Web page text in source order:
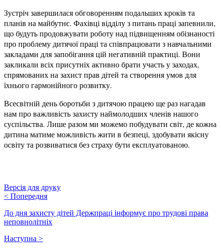
Зустріч завершилася обговоренням подальших кроків та
планів на майбутнє. Фахівці відділу з питань праці запевнили,
що будуть продовжувати роботу над підвищенням обізнаності
про проблему дитячої праці та співпрацювати з навчальними
закладами для запобігання цій негативній практиці. Вони
закликали всіх присутніх активно брати участь у заходах,
спрямованих на захист прав дітей та створення умов для
їхнього гармонійного розвитку.
Всесвітній день боротьби з дитячою працею ще раз нагадав
нам про важливість захисту наймолодших членів нашого
суспільства. Лише разом ми можемо побудувати світ, де кожна
дитина матиме можливість жити в безпеці, здобувати якісну
освіту та розвиватися без страху бути експлуатованою.
Версія для друку
< Попередня
До дня захисту дітей Держпраці інформує про трудові права
неповнолітніх
Наступна >